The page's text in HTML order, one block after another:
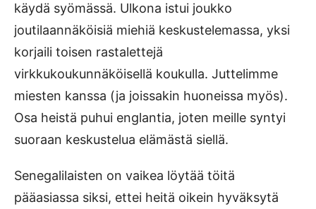
käydä syömässä. Ulkona istui joukko
joutilaannäköisiä miehiä keskustelemassa, yksi
korjaili toisen rastalettejä
virkkukoukunnäköisellä koukulla. Juttelimme
miesten kanssa (ja joissakin huoneissa myös).
Osa heistä puhui englantia, joten meille syntyi
suoraan keskustelua elämästä siellä.
Senegalilaisten on vaikea löytää töitä
pääasiassa siksi, ettei heitä oikein hyväksytä